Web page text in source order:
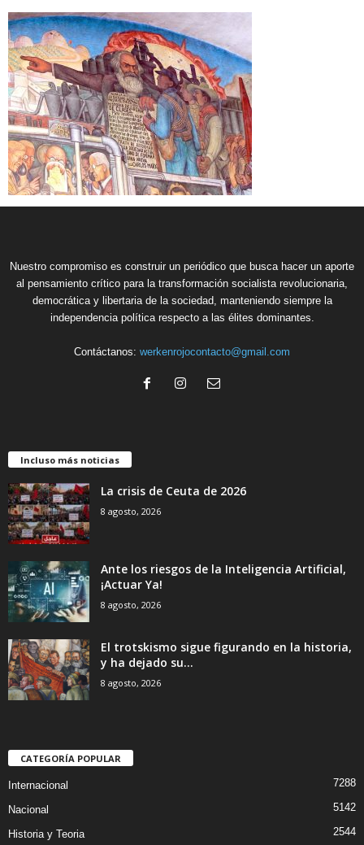
Nuestro compromiso es construir un periódico que busca hacer un aporte
al pensamiento crítico para la transformación socialista revolucionaria,
democrática y libertaria de la sociedad, manteniendo siempre la
independencia política respecto a las élites dominantes.
Contáctanos: werkenrojocontacto@gmail.com
Incluso más noticias
La crisis de Ceuta de 2026
8 agosto, 2026
Ante los riesgos de la Inteligencia Artificial,
¡Actuar Ya!
8 agosto, 2026
El trotskismo sigue figurando en la historia,
y ha dejado su...
8 agosto, 2026
CATEGORÍA POPULAR
Internacional 7288
Nacional 5142
Historia y Teoria 2544